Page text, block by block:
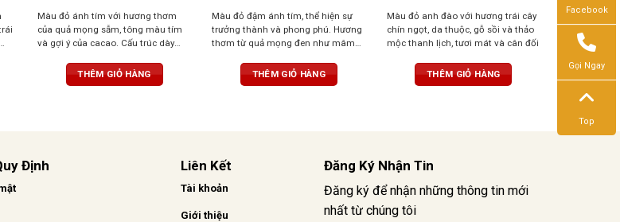
Màu đỏ ánh tím với hương thơm
của quả mọng sẫm, tông màu tím
và gợi ý của cacao. Cấu trúc dày
và quả mọng đenTHÊM GIỎ HÀNG
Màu đỏ đậm ánh tím, thể hiện sự
trưởng thành và phong phú. Hương
thơm từ quả mọng đen như mâm
phê và vani. Vị rượu mạnh mẽ với
tannin mềm mại, hậu vị dài và ấm
THÊM GIỎ HÀNG
Màu đỏ anh đào với hương trái cây
chín ngọt, da thuộc, gỗ sồi và thảo
mộc thanh lịch, tươi mát và cân đối
THÊM GIỎ HÀNG
Định Liên Kết
Tài khoản
Giới thiệu
Đăng Ký Nhận Tin
Đăng ký để nhận những thông tin mới
nhất từ chúng tôi
Facebook
Gọi Ngay
Top